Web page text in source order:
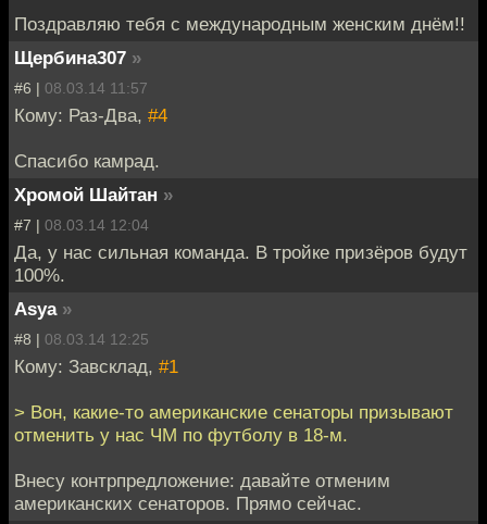
Поздравляю тебя с международным женским днём!!
Щербина307 »
#6 | 08.03.14 11:57
Кому: Раз-Два, #4
Спасибо камрад.
Хромой Шайтан »
#7 | 08.03.14 12:04
Да, у нас сильная команда. В тройке призёров будут
100%.
Asya »
#8 | 08.03.14 12:25
Кому: Завсклад, #1
> Вон, какие-то американские сенаторы призывают
отменить у нас ЧМ по футболу в 18-м.
Внесу контрпредложение: давайте отменим
американских сенаторов. Прямо сейчас.